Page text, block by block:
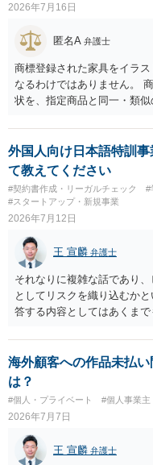
2026年7月16日
匿名A 弁護士
商標登録された家具をイラ
なるわけではありません。
状を、指定商品と同一・類
て描くにとどまる場合は、
れます。 ただし、家具名や
し、公式商品やライセンス
権や不正競争防止法上の問
が認められる場合は、著作
やプレゼントでも、著作権
日本の商標権は原則として
売する場合は、販売国の商
の作家の例は、許諾を得て
ない、又は単に権利行使さ
す。他人が販売しているこ
外国人向け日本語特訓
て教えてください
#契約書作成・リーガルチェック #
#スタートアップ・新規事業
2026年7月12日
王 宣麟 弁護士
それなりに複雑な話であり
としてリスクを織り込むか
答する内容としてはあくま
授業・言語コーチング」と
工場見学等のアクティビテ
償の交流・学習機会として
等の契約主体および支払は
させ、日本語講師は予約手
ないこと。 ・利用規約・免
送・宿泊等のサービス提供
の移動・アクティビティ参
海外顧客への作品未払
は？
#個人・プライベート #個人事業主
2026年7月7日
王 宣麟 弁護士